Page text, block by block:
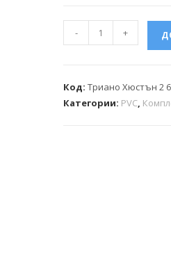
- +
Код: Триано Хюстън 2
Категории: PVC,